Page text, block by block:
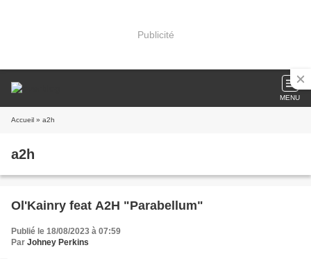
Publicité
MENU
Accueil » a2h
a2h
Ol'Kainry feat A2H "Parabellum"
Publié le 18/08/2023 à 07:59
Par Johney Perkins